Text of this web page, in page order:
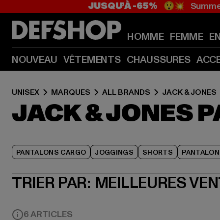
JUSQU’À -65% 😲💥
HOMME FEMME
NOUVEAU VÊTEMENTS CHAUSSURES
UNISEX MARQUES ALL BRANDS JACK & JONES
JACK & JONES
PANTALONS CARGO JOGGINGS SHORTS
TRIER PAR: MEILLEURES
6 ARTICLES